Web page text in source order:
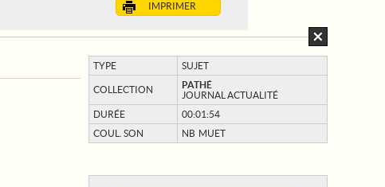
IMPRIMER
TYPE SUJET
COLLECTION
PATHÉ
JOURNAL ACTUALITÉ
DURÉE
00:01:54
COUL. SON
NB MUET